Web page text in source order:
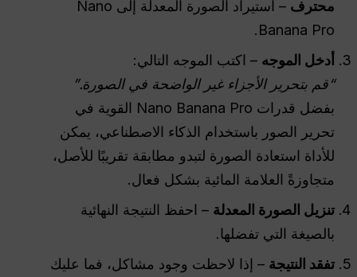
محترف
– استيراد الصورة المعدلة إلى Nano
Banana Pro.
أدخل الموجه – اكتب الموجه التالي:
“قم بتحرير الأجزاء غير الواضحة في الصورة.”
بفضل قدرات Nano Banana Pro القوية في
تحرير الصور باستخدام الذكاء الاصطناعي، يمكن
للأداة استعادة الصورة لتبدو مطابقة تقريبًا للأصل،
متجاوزةً العلامة المائية بشكل فعال.
تنزيل الصورة المعدلة – احفظ النتيجة النهائية
بالصيغة التي تفضلها.
تفقد النتيجة – إذا لاحظت وجود مشاكل، فما عليك